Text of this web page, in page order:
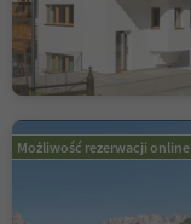
Możliwość rezerwacji online